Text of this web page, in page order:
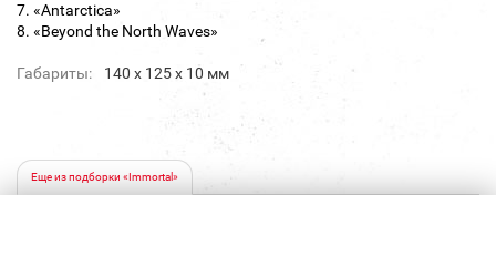
7. «Antarctica»
8. «Beyond the North Waves»
Габариты: 140 х 125 х 10 мм
Еще из подборки «Immortal»